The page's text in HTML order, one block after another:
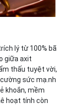
lý từ 100% bã
giữa axit
thấu tuyệt vời,
sức mạ.nh
khoắn, mềm
hoạt tính còn